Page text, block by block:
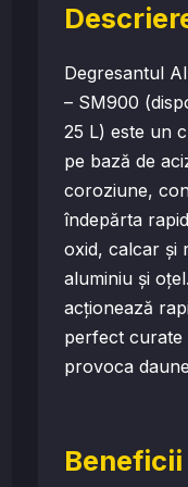
Degresantul
– SM900
25 L) este un
pe bază de
coroziune,
îndepărta
oxid, calcar și
aluminiu și
acționează
perfect curate
provoca
Beneficii